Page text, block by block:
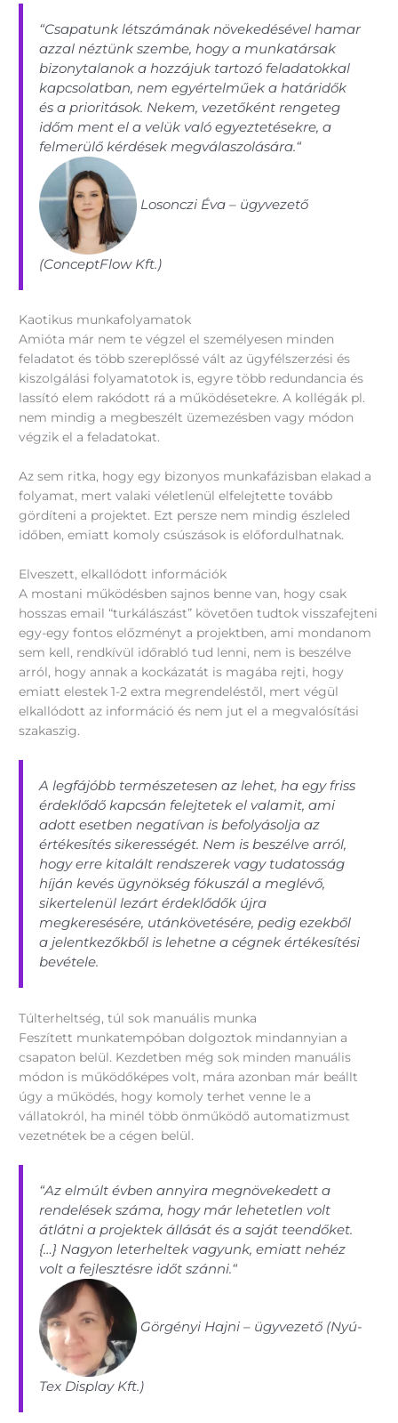
“Csapatunk létszámának növekedésével hamar
azzal néztünk szembe, hogy a munkatársak
bizonytalanok a hozzájuk tartozó feladatokkal
kapcsolatban, nem egyértelműek a határidők
és a prioritások. Nekem, vezetőként rengeteg
időm ment el a velük való egyeztetésekre, a
felmerülő kérdések megválaszolására.“
Losonczi Éva – ügyvezető
(ConceptFlow Kft.)
Kaotikus munkafolyamatok
Amióta már nem te végzel el személyesen minden
feladatot és több szereplőssé vált az ügyfélszerzési és
kiszolgálási folyamatotok is, egyre több redundancia és
lassító elem rakódott rá a működésetekre. A kollégák pl.
nem mindig a megbeszélt üzemezésben vagy módon
végzik el a feladatokat.
Az sem ritka, hogy egy bizonyos munkafázisban elakad a
folyamat, mert valaki véletlenül elfelejtette tovább
gördíteni a projektet. Ezt persze nem mindig észleled
időben, emiatt komoly csúszások is előfordulhatnak.
Elveszett, elkallódott információk
A mostani működésben sajnos benne van, hogy csak
hosszas email “turkálászást” követően tudtok visszafejteni
egy-egy fontos előzményt a projektben, ami mondanom
sem kell, rendkívül időrabló tud lenni, nem is beszélve
arról, hogy annak a kockázatát is magába rejti, hogy
emiatt elestek 1-2 extra megrendeléstől, mert végül
elkallódott az információ és nem jut el a megvalósítási
szakaszig.
A legfájóbb természetesen az lehet, ha egy friss
érdeklődő kapcsán felejtetek el valamit, ami
adott esetben negatívan is befolyásolja az
értékesítés sikerességét. Nem is beszélve arról,
hogy erre kitalált rendszerek vagy tudatosság
híján kevés ügynökség fókuszál a meglévő,
sikertelenül lezárt érdeklődők újra
megkeresésére, utánkövetésére, pedig ezekből
a jelentkezőkből is lehetne a cégnek értékesítési
bevétele.
Túlterheltség, túl sok manuális munka
Feszített munkatempóban dolgoztok mindannyian a
csapaton belül. Kezdetben még sok minden manuális
módon is működőképes volt, mára azonban már beállt
úgy a működés, hogy komoly terhet venne le a
vállatokról, ha minél több önműködő automatizmust
vezetnétek be a cégen belül.
“Az elmúlt évben annyira megnövekedett a
rendelések száma, hogy már lehetetlen volt
átlátni a projektek állását és a saját teendőket.
{…} Nagyon leterheltek vagyunk, emiatt nehéz
volt a fejlesztésre időt szánni.“
Görgényi Hajni – ügyvezető (Nyú-
Tex Display Kft.)